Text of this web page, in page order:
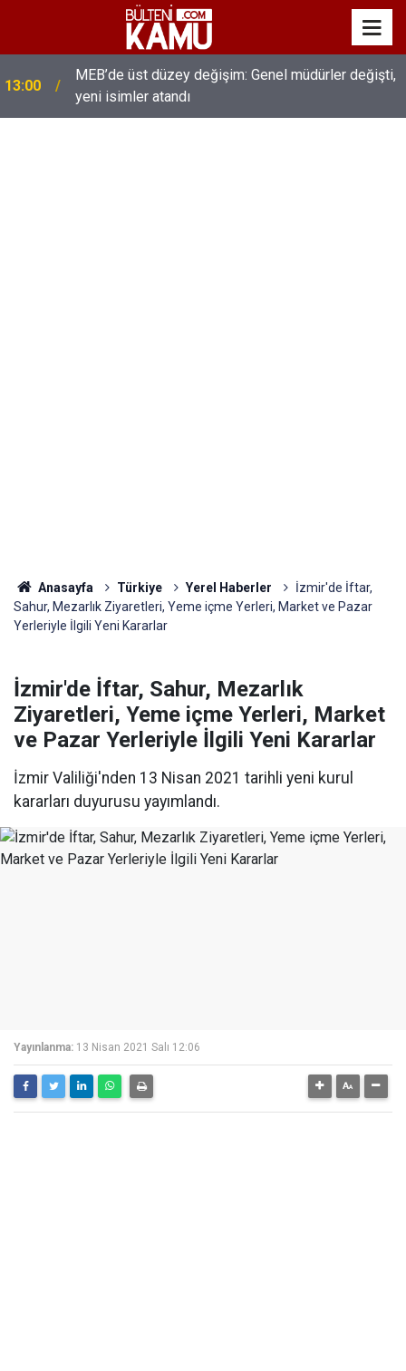
13:00
MEB’de üst düzey değişim: Genel müdürler değişti,
yeni isimler atandı
Anasayfa Türkiye Yerel Haberler
İzmir'de İftar,
Sahur, Mezarlık Ziyaretleri, Yeme içme Yerleri, Market ve Pazar
Yerleriyle İlgili Yeni Kararlar
İzmir'de İftar, Sahur, Mezarlık
Ziyaretleri, Yeme içme Yerleri, Market
ve Pazar Yerleriyle İlgili Yeni Kararlar
İzmir Valiliği'nden 13 Nisan 2021 tarihli yeni kurul
kararları duyurusu yayımlandı.
Yayınlanma: 13 Nisan 2021 Salı 12:06